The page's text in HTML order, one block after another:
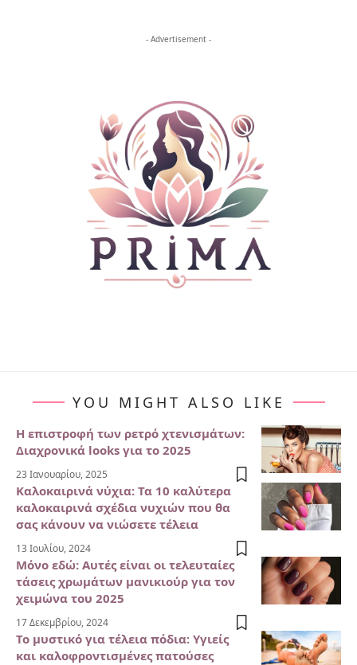
- Advertisement -
YOU MIGHT ALSO LIKE
Η επιστροφή των ρετρό χτενισμάτων:
Διαχρονικά looks για το 2025
23 Ιανουαρίου, 2025
Καλοκαιρινά νύχια: Τα 10 καλύτερα
καλοκαιρινά σχέδια νυχιών που θα
σας κάνουν να νιώσετε τέλεια
13 Ιουλίου, 2024
Μόνο εδώ: Αυτές είναι οι τελευταίες
τάσεις χρωμάτων μανικιούρ για τον
χειμώνα του 2025
17 Δεκεμβρίου, 2024
Το μυστικό για τέλεια πόδια: Υγιείς
και καλοφροντισμένες πατούσες